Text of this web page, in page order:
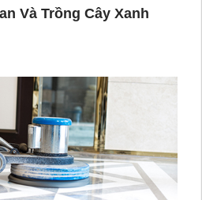
Và Trồng Cây Xanh